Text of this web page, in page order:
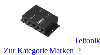
Zur Kategorie Marken